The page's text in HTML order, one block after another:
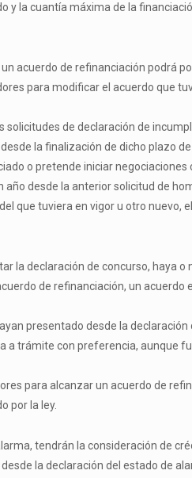
y la cuantía máxima de la
acuerdo de refinanciación podrá
para modificar el acuerdo que
de declaración de
la finalización de dicho plazo
o pretende iniciar negociaciones
desde la anterior solicitud de
que tuviera en vigor u otro nuevo,
la declaración de concurso, haya o
de refinanciación, un acuerdo
presentado desde la declaración
a trámite con preferencia, aunque
para alcanzar un acuerdo de
por la ley.
tendrán la consideración de
la declaración del estado de